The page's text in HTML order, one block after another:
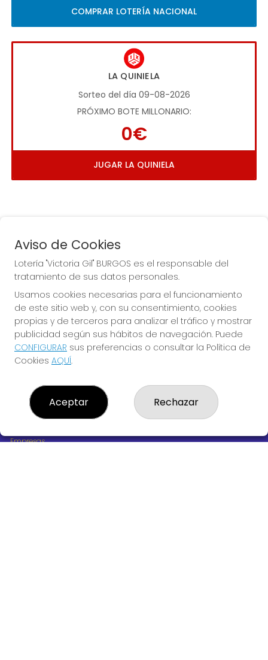
COMPRAR LOTERÍA NACIONAL
LA QUINIELA
Sorteo del día 09-08-2026
PRÓXIMO BOTE MILLONARIO:
0€
JUGAR LA QUINIELA
La de la Antigua de
Gamonal
¿Quiénes somos?
Comprar lotería
Resultados
Empresas
Aviso de Cookies
Lotería "Victoria Gil" BURGOS es el responsable del
tratamiento de sus datos personales.
Usamos cookies necesarias para el funcionamiento
de este sitio web y, con su consentimiento, cookies
propias y de terceros para analizar el tráfico y mostrar
publicidad según sus hábitos de navegación. Puede
CONFIGURAR sus preferencias o consultar la Política de
Cookies AQUÍ.
Aceptar Rechazar